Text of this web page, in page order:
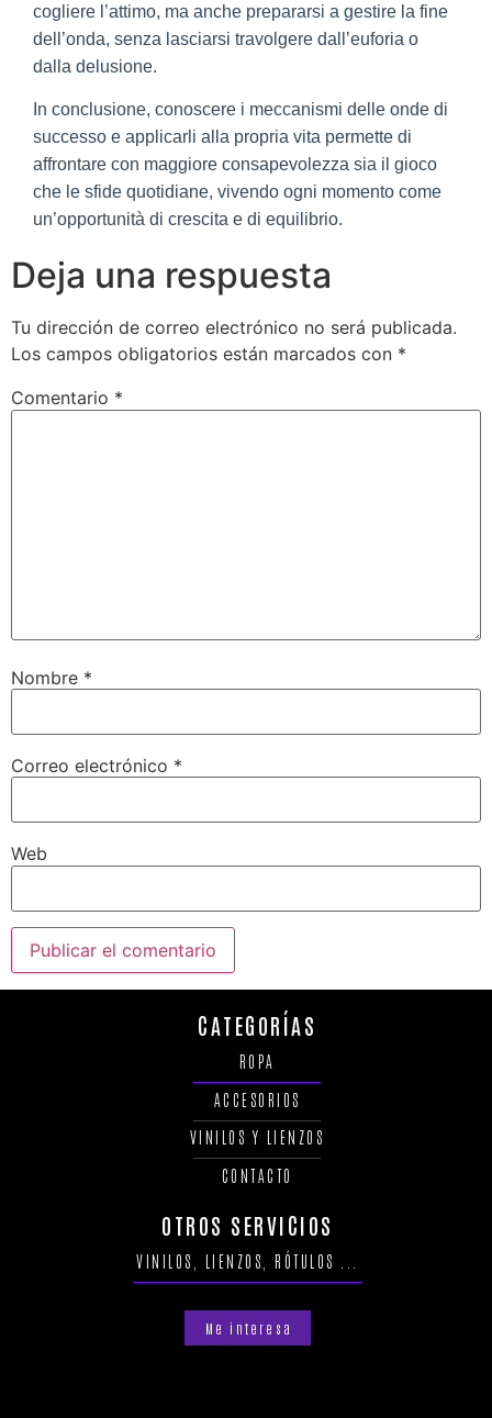
cogliere l’attimo, ma anche prepararsi a gestire la fine
dell’onda, senza lasciarsi travolgere dall’euforia o
dalla delusione.
In conclusione, conoscere i meccanismi delle onde di
successo e applicarli alla propria vita permette di
affrontare con maggiore consapevolezza sia il gioco
che le sfide quotidiane, vivendo ogni momento come
un’opportunità di crescita e di equilibrio.
Deja una respuesta
Tu dirección de correo electrónico no será publicada.
Los campos obligatorios están marcados con *
Comentario *
Nombre *
Correo electrónico *
Web
CATEGORÍAS
ROPA
ACCESORIOS
VINILOS Y LIENZOS
CONTACTO
OTROS SERVICIOS
VINILOS, LIENZOS, RÓTULOS ...
Me interesa